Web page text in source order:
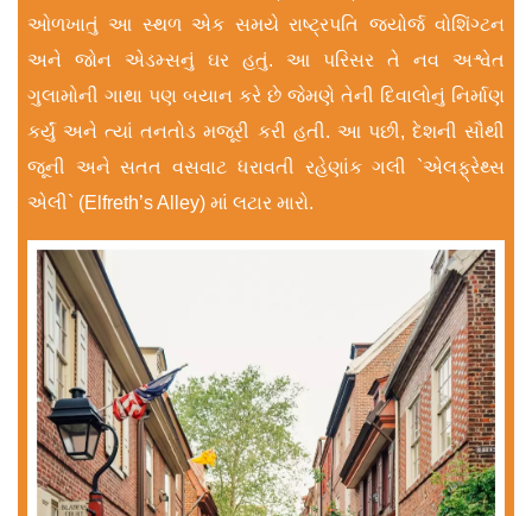
ઓળખાતું આ સ્થળ એક સમયે રાષ્ટ્રપતિ જ્યોર્જ વોશિંગ્ટન
અને જોન એડમ્સનું ઘર હતું. આ પરિસર તે નવ અશ્વેત
ગુલામોની ગાથા પણ બયાન કરે છે જેમણે તેની દિવાલોનું નિર્માણ
કર્યું અને ત્યાં તનતોડ મજૂરી કરી હતી. આ પછી, દેશની સૌથી
જૂની અને સતત વસવાટ ધરાવતી રહેણાંક ગલી `એલફ્રેથ્સ
એલી` (Elfreth’s Alley) માં લટાર મારો.